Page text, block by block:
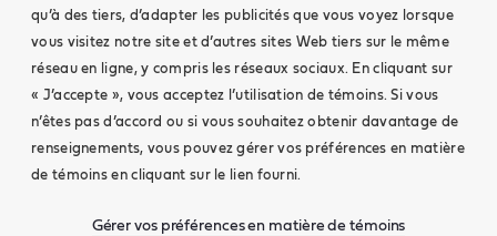
qu’à des tiers, d’adapter les publicités que vous voyez lorsque
vous visitez notre site et d’autres sites Web tiers sur le même
réseau en ligne, y compris les réseaux sociaux. En cliquant sur
« J’accepte », vous acceptez l’utilisation de témoins. Si vous
n’êtes pas d’accord ou si vous souhaitez obtenir davantage de
renseignements, vous pouvez gérer vos préférences en matière
de témoins en cliquant sur le lien fourni.
Gérer vos préférences en matière de témoins